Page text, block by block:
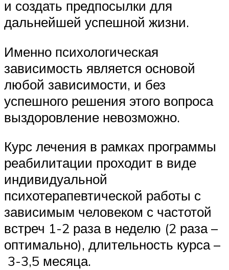
и создать предпосылки для
дальнейшей успешной жизни.
Именно психологическая
зависимость является основой
любой зависимости, и без
успешного решения этого вопроса
выздоровление невозможно.
Курс лечения в рамках программы
реабилитации проходит в виде
индивидуальной
психотерапевтической работы с
зависимым человеком с частотой
встреч 1-2 раза в неделю (2 раза –
оптимально), длительность курса –
3-3,5 месяца.